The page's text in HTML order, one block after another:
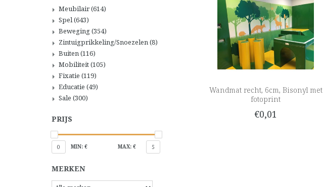
Meubilair(614)
Spel(643)
Beweging(354)
Zintuigprikkeling/Snoezelen(8)
Buiten(116)
Mobiliteit(105)
Fixatie (119)
Educatie (49)
Sale (300)
PRIJS
0 MIN: € MAX: € 5
MERKEN
Wandmat recht, 6cm, Bisonyl met
fotoprint
€0,01